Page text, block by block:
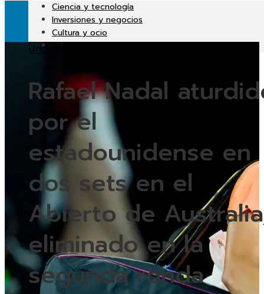
Ciencia y tecnología
Inversiones y negocios
Cultura y ocio
Responsabilidad Social
Uncategorized
Rafael Nadal
por el
estadounidense en
dos sets en el
Abierto de
eliminado en la
segunda ronda